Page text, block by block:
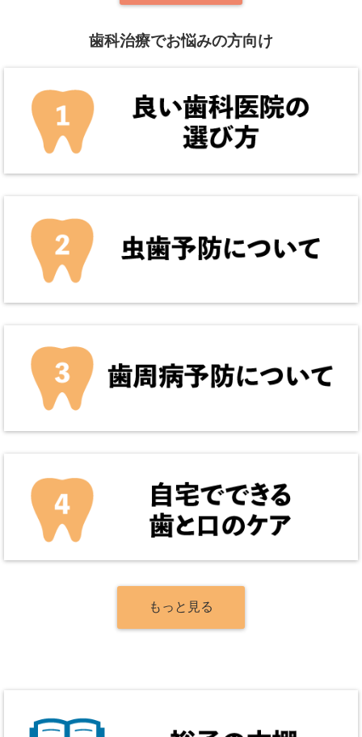
歯科治療でお悩みの方向け
もっと見る